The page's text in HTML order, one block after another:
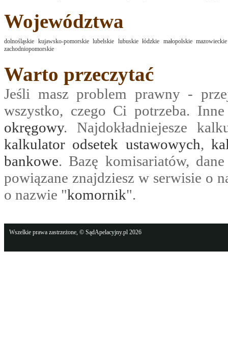
Województwa
dolnośląskie kujawsko-pomorskie lubelskie lubuskie łódzkie małopolskie mazowieckie
zachodniopomorskie
Warto przeczytać
Jeśli masz problem prawny -
wszystko, czego Ci potrzeba.
okręgowy. Najdokładniejesze
kalkulator odsetek ustawowych,
bankowe. Bazę komisariatów,
powiązane znajdziesz w serwisie o
o nazwie "komornik".
Wszelkie prawa zastrzeżone, © SądApelacyjny.pl 2026